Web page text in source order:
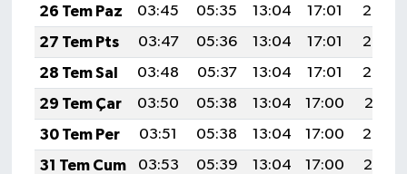
26 Tem Paz
03:45 05:35 13:04 17:01
20:24
27 Tem Pts
03:47 05:36 13:04 17:01
20:23
28 Tem Sal
03:48 05:37 13:04 17:01
20:22
29 Tem Çar
03:50 05:38 13:04 17:00
20:21
30 Tem Per
03:51 05:38 13:04 17:00
20:20
31 Tem Cum
03:53 05:39 13:04 17:00
20:19